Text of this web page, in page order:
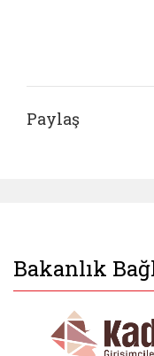
Paylaş
Bakanlık